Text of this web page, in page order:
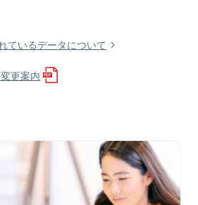
ているデータについて
更案内